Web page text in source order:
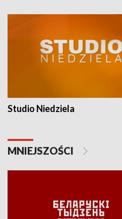
Studio Niedziela
MNIEJSZOŚCI